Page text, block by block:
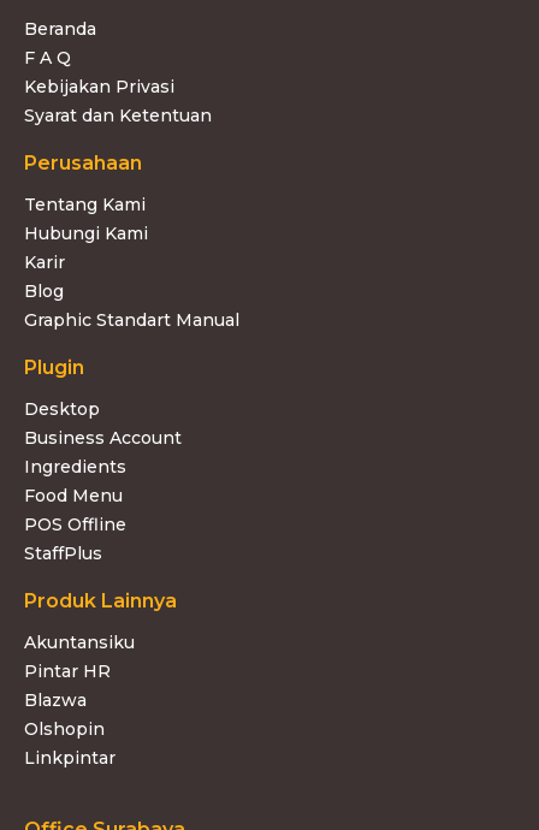
Beranda
F A Q
Kebijakan Privasi
Syarat dan Ketentuan
Perusahaan
Tentang Kami
Hubungi Kami
Karir
Blog
Graphic Standart Manual
Plugin
Desktop
Business Account
Ingredients
Food Menu
POS Offline
StaffPlus
Produk Lainnya
Akuntansiku
Pintar HR
Blazwa
Olshopin
Linkpintar